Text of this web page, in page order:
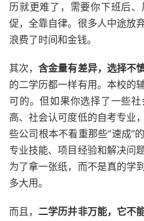
历就更难了，需要你下班后
促，全靠自律。很多人中途放
浪费了时间和金钱。
其次，含金量有差异，选择不
的二学历都一样有用。本校的
可的。但如果你选择了一些
高、社会认可度低的自考专业
些公司根本不看重那些“速成”
专业技能、项目经验和解决问
为了拿一张纸，而不是真的学
多大用。
而且， 二学历并非万能，它不